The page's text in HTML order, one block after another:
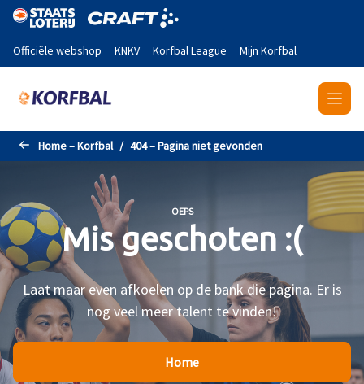
Naar de hoofdinhoud gaan
Officiële webshop KNKV Korfbal League Mijn Korfbal
Home – Korfbal 404 – Pagina niet gevonden
OEPS
Mis geschoten :(
Laat maar even afkoelen op de bank die pagina. Er is
nog veel meer talent te vinden!
Home